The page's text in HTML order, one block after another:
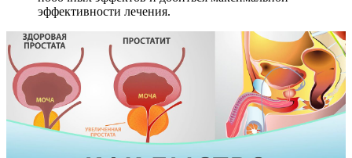
эффективности лечения.